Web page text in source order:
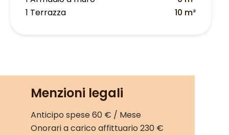
1 Terrazza
10 m²
Menzioni legali
Anticipo spese60 € / Mese
Onorari a carico affittuario230 €